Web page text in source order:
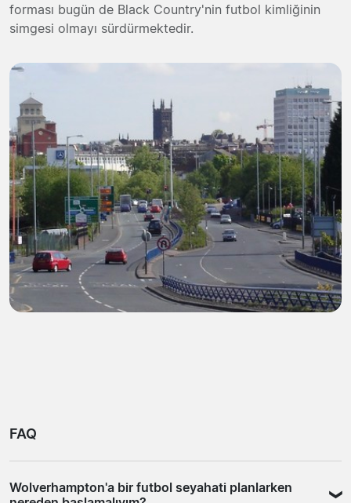
forması bugün de Black Country'nin futbol kimliğinin
simgesi olmayı sürdürmektedir.
FAQ
Wolverhampton'a bir futbol seyahati planlarken